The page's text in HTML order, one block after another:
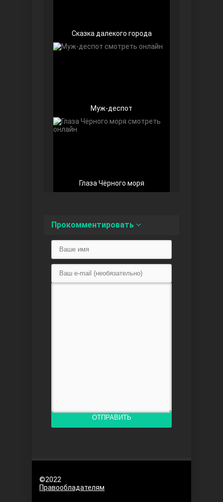
Ранняя пташка
Беззащитные
Игра судьбы
Семья
Сказка далекого города
Муж-деспот
Глаза Чёрного моря
Прокомментировать
ОТПРАВИТЬ
©2022
Правообладателям